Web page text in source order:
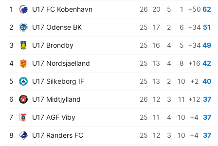
1 U17 FC Kobenhavn 26 20 5 1 +50 62
2 U17 Odense BK 25 17 2 6 +34 51
3 U17 Brondby 25 16 4 5 +3449
4 U17 Nordsjaelland 25 13 4 8 +16 42
5 U17 Silkeborg IF 25 13 2 10 +2 40
6 U17 Midtjylland 26 12 3 11 +12 37
7 U17 AGF Viby 25 11 4 10 +4 37
8 U17 Randers FC 25 12 3 10 +4 37